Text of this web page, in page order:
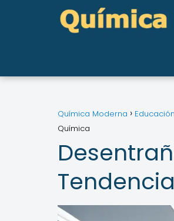
Química Moderna
Química